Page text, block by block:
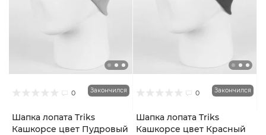
0 Закончился
Шапка лопата Triks
Кашкорсе цвет Пудровый
0 Закончился
Шапка лопата Triks
Кашкорсе цвет Красный